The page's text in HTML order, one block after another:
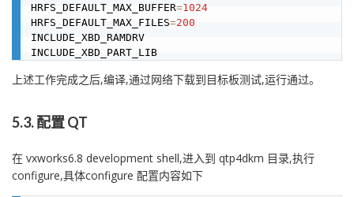
HRFS_DEFAULT_MAX_BUFFER=1024
HRFS_DEFAULT_MAX_FILES=200
INCLUDE_XBD_RAMDRV
上述工作完成之后,编译,通过网络下载到目标板测试,运行通过。
5.3. 配置 QT
在 vxworks6.8 development shell,进入到 qtp4dkm 目录,执行
configure,具体configure 配置内容如下